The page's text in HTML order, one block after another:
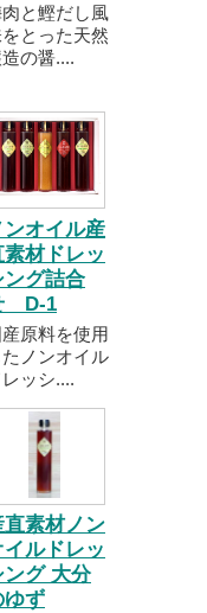
と鰹だし風
とった天然
の醤....
ンオイル産
素材ドレッ
ング詰合
D-1
原料を使用
たノンオイル
レッシ....
直素材ノン
イルドレッ
ング 大分
ゆず